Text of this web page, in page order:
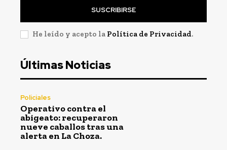
SUSCRIBIRSE
He leído y acepto la Política de Privacidad.
Últimas Noticias
Policiales
Operativo contra el
abigeato: recuperaron
nueve caballos tras una
alerta en La Choza.